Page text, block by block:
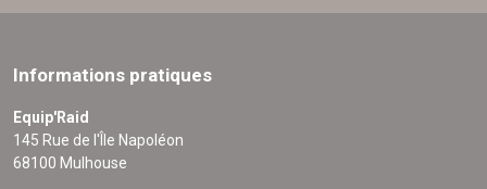
Informations pratiques
Equip'Raid
145 Rue de l'Île Napoléon
68100 Mulhouse